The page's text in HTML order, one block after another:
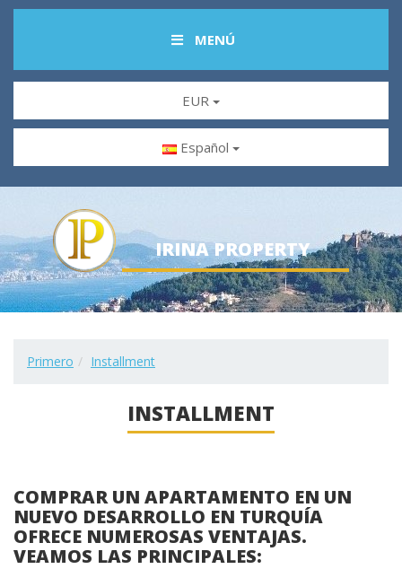
MENÚ
EUR
Español
IRINA PROPERTY
Primero Installment
INSTALLMENT
COMPRAR UN APARTAMENTO EN UN
NUEVO DESARROLLO EN TURQUÍA
OFRECE NUMEROSAS VENTAJAS.
VEAMOS LAS PRINCIPALES: